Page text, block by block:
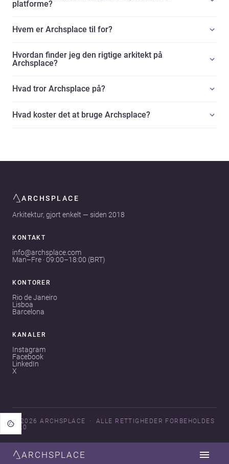
ARCHSPLACE
platforme?
Hvem er Archsplace til for?
Hvordan finder jeg den rigtige arkitekt på
Archsplace?
Hvad tror Archsplace på?
Hvad koster det at bruge Archsplace?
ARCHSPLACE
Arkitektur, gjort enkelt — siden 2018
KONTAKT
info@archsplace.com
Man–Fre · 09:00–18:00 (BRT)
KONTORER
Rio de Janeiro
Lisboa
Barcelona
KANALER
Instagram
Facebook
LinkedIn
X
© 2026 ARCHSPLACE
ALLE RETTIGHEDER FORBEHOLDES
V3.0